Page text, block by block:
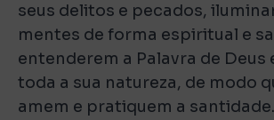
seus delitos e pecados,
mentes de forma espiritual e
entenderem a Palavra de Deus
toda a sua natureza, de modo
amem e pratiquem a